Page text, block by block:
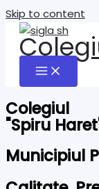
Skip to content
Colegiul
"Spiru
Municipiul